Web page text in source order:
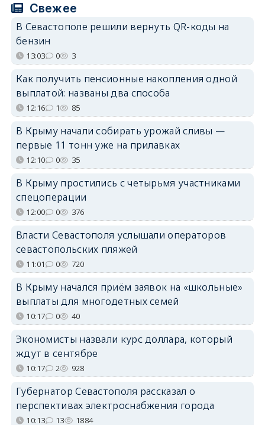
Свежее
В Севастополе решили вернуть QR-коды на
бензин
13:03 0 3
Как получить пенсионные накопления одной
выплатой: названы два способа
12:16 1 85
В Крыму начали собирать урожай сливы —
первые 11 тонн уже на прилавках
12:10 0 35
В Крыму простились с четырьмя участниками
спецоперации
12:00 0 376
Власти Севастополя услышали операторов
севастопольских пляжей
11:01 0 720
В Крыму начался приём заявок на «школьные»
выплаты для многодетных семей
10:17 0 40
Экономисты назвали курс доллара, который
ждут в сентябре
10:17 2 928
Губернатор Севастополя рассказал о
перспективах электроснабжения города
10:13 13 1884